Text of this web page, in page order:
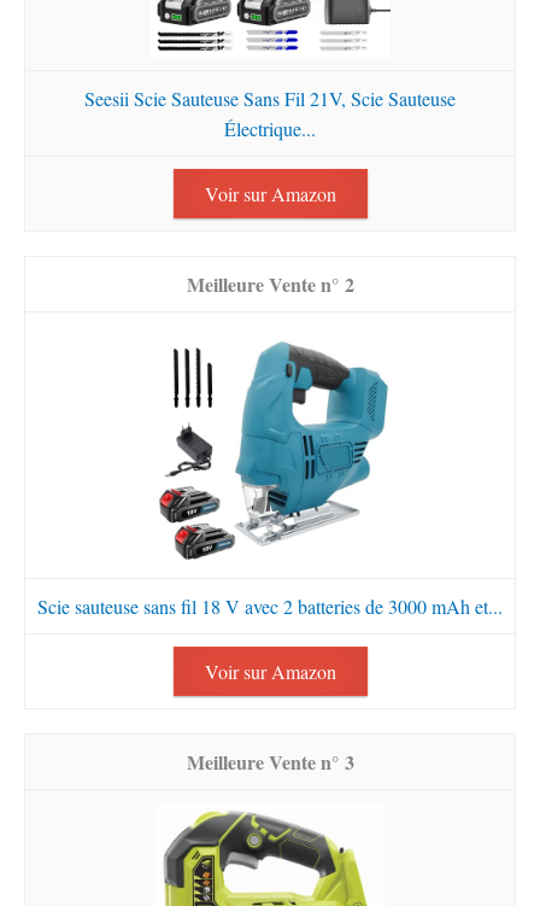
Seesii Scie Sauteuse Sans Fil 21V, Scie Sauteuse
Électrique...
Voir sur Amazon
2
Scie sauteuse sans fil 18 V avec 2 batteries de 3000 mAh et...
Voir sur Amazon
3